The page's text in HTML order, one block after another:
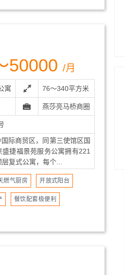
50000 /月
寓 76～340平方米
燕莎亮马桥商圈
际商贸区，同第三使馆区国
捷福景苑服务公寓拥有221
复式公寓，每个...
燃气厨房 开放式阳台
餐饮配套极便利